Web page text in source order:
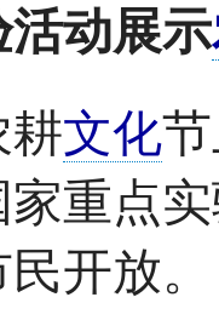
找到最权
动，观赏
制茶叶，
世界、昆
大联欢、